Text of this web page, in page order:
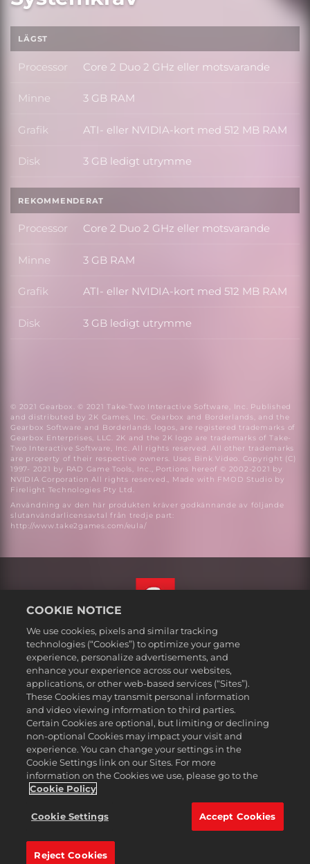
LÄGST
Processor Processor
Core 2 Duo 2 GHz eller motsvarande
Minne Minne
3 GB RAM
Grafik Grafik
ATI- eller NVIDIA-kort med 512 MB RAM
Disk Disk
3 GB ledigt utrymme
REKOMMENDERAT
Processor Processor
Core 2 Duo 2 GHz eller motsvarande
Minne Minne
3 GB RAM
Grafik Grafik
ATI- eller NVIDIA-kort med 512 MB RAM
Disk Disk
3 GB ledigt utrymme
© 2021 Gearbox. © 2021 Take-Two Interactive Software, Inc. Published
and distributed by 2K Games, Inc. Gearbox and Borderlands, and the
Gearbox Software and Borderlands logos, are registered trademarks of
Gearbox Enterprises, LLC. 2K and the 2K logo are trademarks of Take-
Two Interactive Software, Inc. All rights reserved. All other trademarks
are property of their respective owners. Uses Bink Video. Copyright (C)
1997- 2021 by RAD Game Tools, Inc., Portions hereof © 2002-2021 by
NVIDIA Corporation All rights reserved., Made with FMOD Studio by
Firelight Technologies Pty Ltd.
Användning av den här produkten kräver godkännande av följande
slutanvändarlicensavtal från tredje part:
http://www.take2games.com/eula/
Juridisk information
Integritetspolicy
Cookiepolicy
Support
Sälj eller dela inte mina personuppgifter
Order Lookup & Refunds
2K Ad Partners
©2016-2026 Take-Two Interactive Software Inc. 2K, Firaxis Games,
Civilization, and their respective logos are trademarks of Take-Two
Interactive Software, Inc. All rights reserved.
Alla varumärken som nämns här tillhör respektive ägare.
Svenska
COOKIE NOTICE
We use cookies, pixels and similar tracking
technologies (“Cookies”) to optimize your game
experience, personalize advertisements, and
enhance your experience across our websites,
applications, or other web-based services (“Sites”).
These Cookies may transmit personal information
and video viewing information to third parties.
Certain Cookies are optional, but limiting or declining
non-optional Cookies may impact your visit and
experience. You can change your settings in the
Cookie Settings link on our Sites. For more
information on the Cookies we use, please go to the
Cookie Policy
Cookie Settings Accept Cookies
Reject Cookies